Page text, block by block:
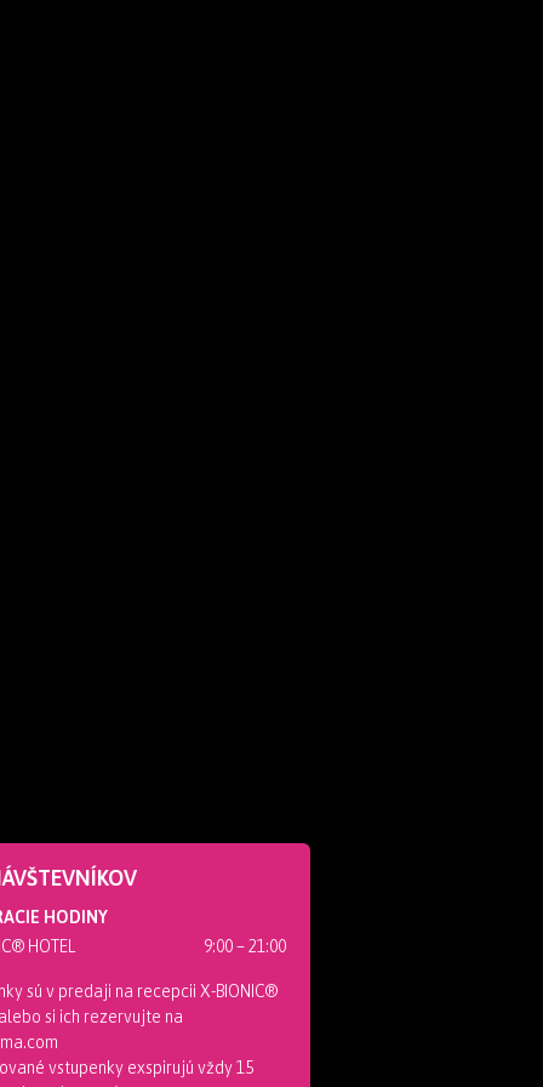
HODINY
HOTEL
9:00 – 21:00
sú v predaji na recepcii X-BIONIC®
alebo si ich rezervujte na
vstupenky exspirujú vždy 15